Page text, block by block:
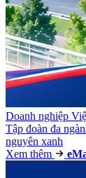
Doanh nghiệp
Tập đoàn đa
nguyên xanh
Xem thêm
e